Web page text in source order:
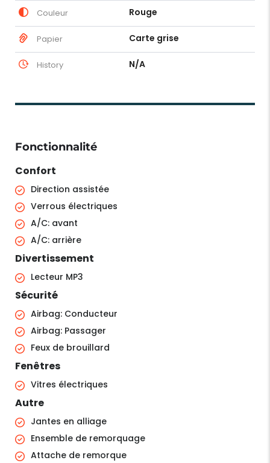
Couleur Rouge
Papier Carte grise
History N/A
Fonctionnalité
Confort
Direction assistée
Verrous électriques
A/C: avant
A/C: arrière
Divertissement
Lecteur MP3
Sécurité
Airbag: Conducteur
Airbag: Passager
Feux de brouillard
Fenêtres
Vitres électriques
Autre
Jantes en alliage
Ensemble de remorquage
Attache de remorque